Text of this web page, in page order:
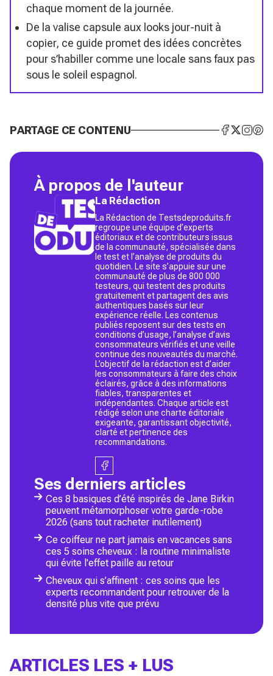
chaque moment de la journée.
De la valise capsule aux looks jour-nuit à
copier, ce guide promet des idées concrètes
pour s’habiller comme une locale sans faux pas
sous le soleil espagnol.
PARTAGE CE CONTENU
À propos de l'auteur
La Rédaction
La Rédaction de Testsdeproduits.fr
regroupe une équipe d’experts
éditoriaux et de contributeurs issus
de la communauté, spécialisée dans
le test et l’analyse de produits du
quotidien. Le site s’appuie sur une
communauté de plus de 800 000
testeurs, qui testent des produits
gratuitement et partagent des avis
authentiques basés sur leur
expérience réelle. Les contenus
publiés reposent sur des tests en
conditions d’usage, l’analyse d’avis
consommateurs vérifiés et une veille
continue des nouveautés du marché.
L’objectif de la rédaction est d’aider
les consommateurs à faire des choix
éclairés, grâce à des informations
fiables, transparentes et
indépendantes. Chaque article est
rédigé selon une charte éditoriale
exigeante, garantissant objectivité,
clarté et pertinence des
recommandations.
Ses derniers articles
Ces 8 basiques d’été inspirés de Jane Birkin
peuvent métamorphoser votre garde-robe
2026 (sans tout racheter inutilement)
Ce coiffeur ne part jamais en vacances sans
ces 5 soins cheveux : la routine minimaliste
qui évite l'effet paille au retour
Cheveux qui s’affinent : ces soins que les
experts recommandent pour retrouver de la
densité plus vite que prévu
ARTICLES LES + LUS